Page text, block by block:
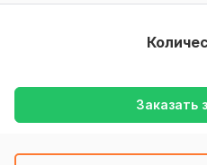
Язык перевода:
с Китайского на Русский
Заказать